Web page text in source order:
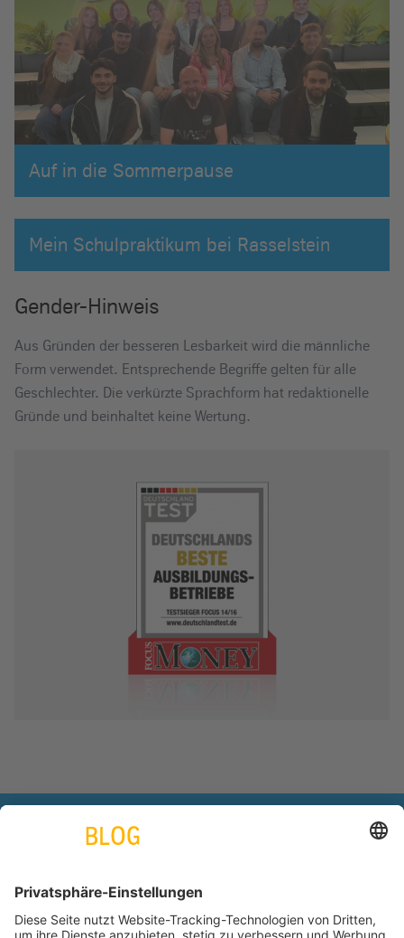
Auf in die Sommerpause
Mein Schulpraktikum bei Rasselstein
Gender-Hinweis
Aus Gründen der besseren Lesbarkeit wird die männliche
Form verwendet. Entsprechende Begriffe gelten für alle
Geschlechter. Die verkürzte Sprachform hat redaktionelle
Gründe und beinhaltet keine Wertung.